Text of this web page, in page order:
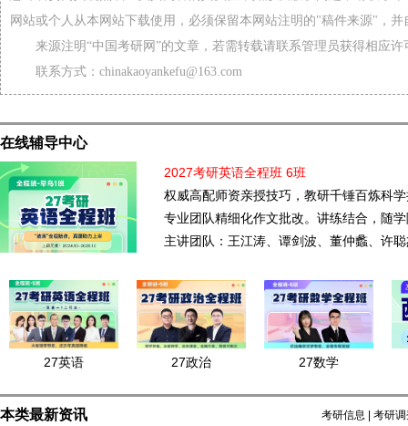
网站或个人从本网站下载使用，必须保留本网站注明的"稿件来源"，
来源注明“中国考研网”的文章，若需转载请联系管理员获得相应许
联系方式：chinakaoyankefu@163.com
在线辅导中心
2027考研英语全程班 6班
权威高配师资亲授技巧，教研千锤百炼科
专业团队精细化作文批改。讲练结合，随
主讲团队：王江涛、谭剑波、董仲蠡、许
27英语 27政治 27数学
本类最新资讯 考研信息 考研